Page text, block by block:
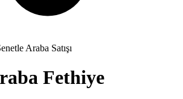
Araba Satışı
Fethiye